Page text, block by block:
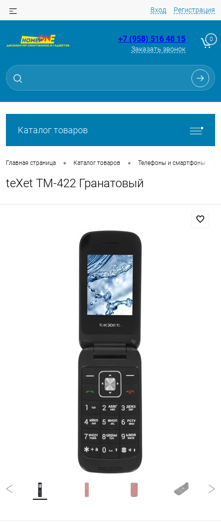
Вход Регистрация
+7 (958) 516 48 15
Заказать звонок
0
Каталог товаров
Главная страница • Каталог товаров • Телефоны и смартфоны
teXet TM-422 Гранатовый
Для клиентов всех банков
Разбейте
без переплат
Сегодня
Добавляйте товары
Оплачивайте сегодня только
% картой любого банка
выбранный способом
Оставшиеся75% будут
с вашей карты
каждые 2 недели
об оплате Плайтом